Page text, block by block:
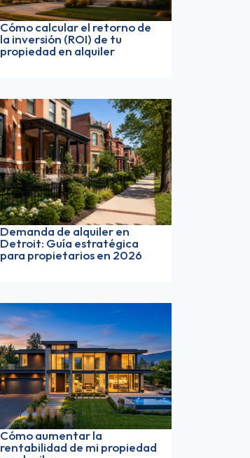
Cómo calcular el retorno de
la inversión (ROI) de tu
propiedad en alquiler
Demanda de alquiler en
Detroit: Guía estratégica
para propietarios en 2026
Cómo aumentar la
rentabilidad de mi propiedad